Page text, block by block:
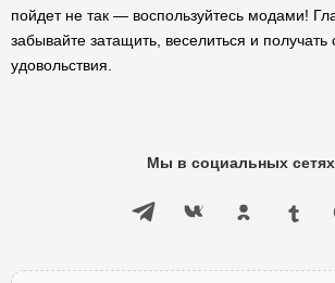
пойдет не так — воспользуйтесь модами!
забывайте затащить, веселиться и
удовольствия.
Мы в социальных